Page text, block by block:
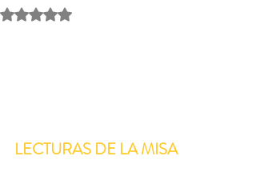
Obtuvo NaN de 5 estrellas.
LECTURAS DE LA MISA